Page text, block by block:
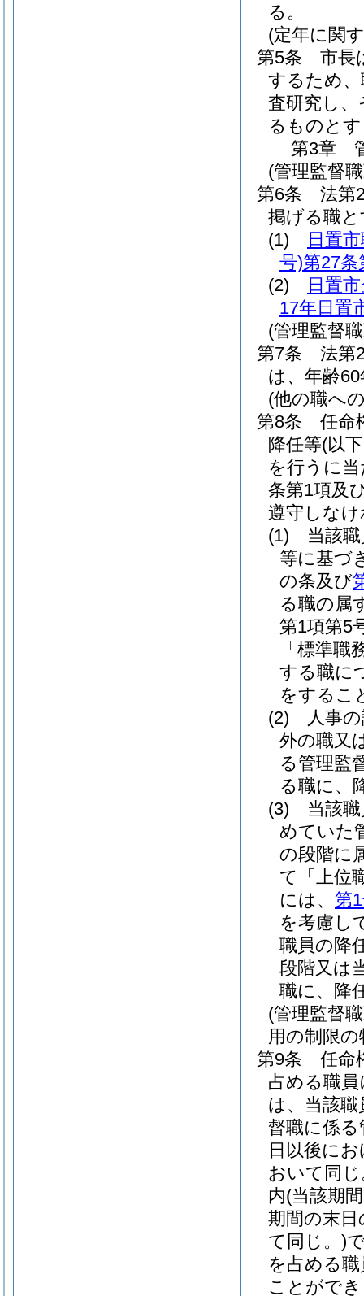
る。
(定年に関
第5条
市長
するため
査研究し
るものと
第3章
(管理監督
第6条
法第
掲げる職
(1)
日置
号)第27条
(2)
日置
17年日置
(管理監督
第7条
法第
は、年齢
(他の職へ
第8条
任命
降任等(以
を行うに
条第1項及
遵守しな
(1)
当該
等に基づ
の条及び
る職の属
第1項第5
「標準職
する職に
をするこ
(2)
人事
外の職又
る管理監
る職に、
(3)
当該
めていた
の段階に
て「上位
には、 第
を考慮し
職員の降
段階又は
職に、降
(管理監督
用の制限の
第9条
任命
占める職
は、当該
督職に係
日以後に
おいて同じ
内(当該期
期間の末
て同じ。)
を占める
ことがで